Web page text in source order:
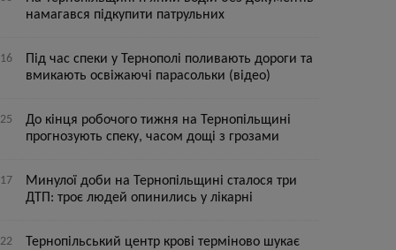
намагався підкупити патрульних
Під час спеки у Тернополі поливають дороги та
вмикають освіжаючі парасольки (відео)
До кінця робочого тижня на Тернопільщині
прогнозують спеку, часом дощі з грозами
Минулої доби на Тернопільщині сталося три
ДТП: троє людей опинились у лікарні
Тернопільський центр крові терміново шукає